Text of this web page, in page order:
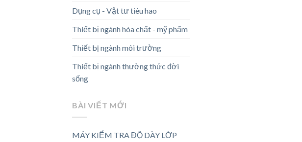
Dụng cụ - Vật tư tiêu hao
Thiết bị ngành hóa chất - mỹ phẩm
Thiết bị ngành môi trường
Thiết bị ngành thường thức đời
sống
BÀI VIẾT MỚI
MÁY KIỂM TRA ĐỘ DÀY LỚP